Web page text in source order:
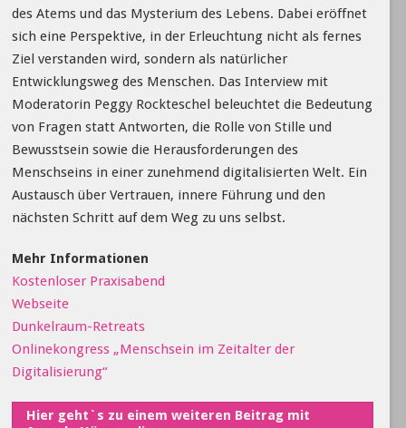
des Atems und das Mysterium des Lebens. Dabei eröffnet
sich eine Perspektive, in der Erleuchtung nicht als fernes
Ziel verstanden wird, sondern als natürlicher
Entwicklungsweg des Menschen. Das Interview mit
Moderatorin Peggy Rockteschel beleuchtet die Bedeutung
von Fragen statt Antworten, die Rolle von Stille und
Bewusstsein sowie die Herausforderungen des
Menschseins in einer zunehmend digitalisierten Welt. Ein
Austausch über Vertrauen, innere Führung und den
nächsten Schritt auf dem Weg zu uns selbst.
Mehr Informationen
Kostenloser Praxisabend
Webseite
Dunkelraum-Retreats
Onlinekongress „Menschsein im Zeitalter der
Digitalisierung“
Hier geht`s zu einem weiteren Beitrag mit